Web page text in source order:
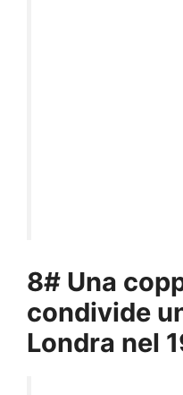
8# Una
condivide
Londra nel